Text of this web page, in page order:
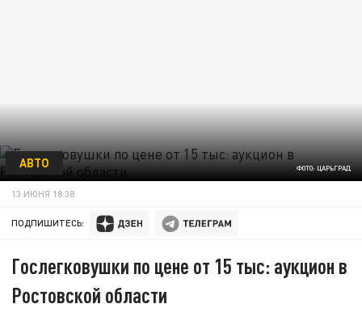
ФОТО: ЦАРЬГРАД
АВТО
13 ИЮНЯ 18:38
ПОДПИШИТЕСЬ:
Гослегковушки по цене от 15 тыс: аукцион в
Ростовской области